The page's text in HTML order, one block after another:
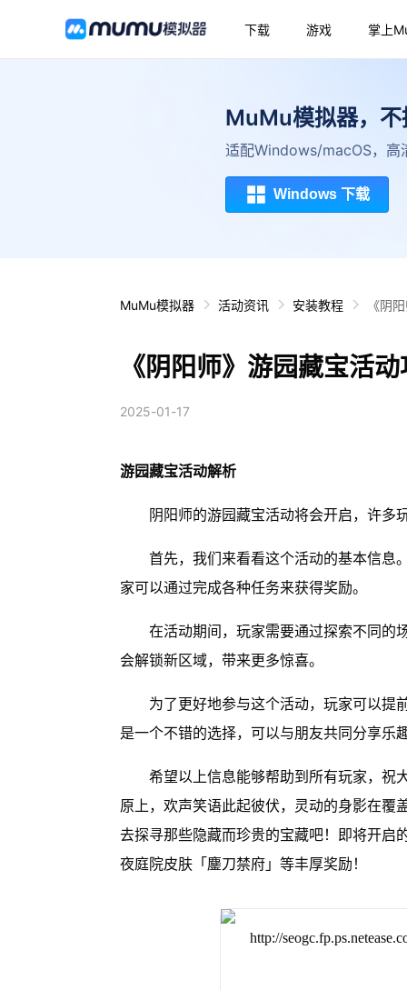
下载 游戏 掌上
MuMu模拟器，
适配Windows/macOS，高
Windows 下载
MuMu模拟器 活动资讯 安装教程 《阴
《阴阳师》游园藏宝活
2025-01-17
游园藏宝活动解析
阴阳师的游园藏宝活动将会开启，许多
首先，我们来看看这个活动的基本信息
家可以通过完成各种任务来获得奖励。
在活动期间，玩家需要通过探索不同的
会解锁新区域，带来更多惊喜。
为了更好地参与这个活动，玩家可以提
是一个不错的选择，可以与朋友共同分享乐
希望以上信息能够帮助到所有玩家，祝
原上，欢声笑语此起彼伏，灵动的身影在覆
去探寻那些隐藏而珍贵的宝藏吧！即将开启
夜庭院皮肤「鏖刀禁府」等丰厚奖励！